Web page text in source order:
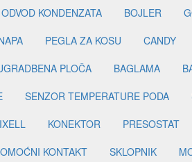
KONDENZATA BOJLER
PEGLA ZA KOSU CANDY
PLOČA BAGLAMA
SENZOR TEMPERATURE PODA
KONEKTOR PRESOSTAT
KONTAKT SKLOPNIK